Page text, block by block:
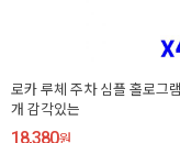
로카 루체 주차 심플 홀로그
개 감각있는
18,380원